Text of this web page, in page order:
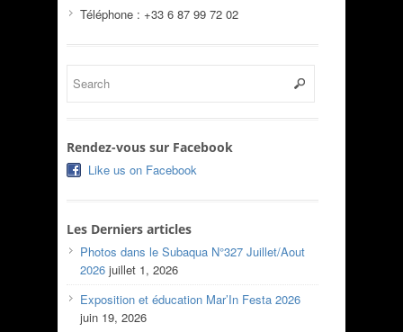
Téléphone : +33 6 87 99 72 02
Rendez-vous sur Facebook
Like us on Facebook
Les Derniers articles
Photos dans le Subaqua N°327 Juillet/Aout
2026 juillet 1, 2026
Exposition et éducation Mar’In Festa 2026
juin 19, 2026